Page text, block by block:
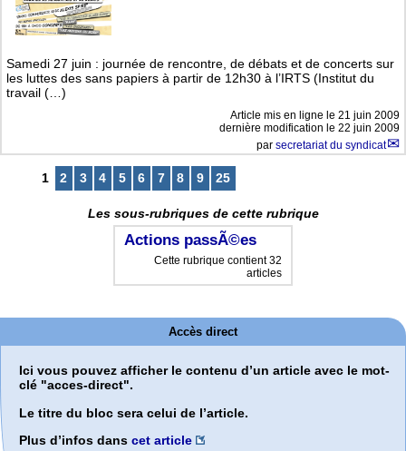
Samedi 27 juin : journée de rencontre, de débats et de concerts sur
les luttes des sans papiers à partir de 12h30 à l’IRTS (Institut du
travail (…)
Article mis en ligne le 21 juin 2009
dernière modification le 22 juin 2009
par secretariat du syndicat
1 2 3 4 5 6 7 8 9 25
Les sous-rubriques de cette rubrique
Actions passÃ©es
Cette rubrique contient 32
articles
Accès direct
Ici vous pouvez afficher le contenu d’un article avec le mot-
clé "acces-direct".
Le titre du bloc sera celui de l’article.
Plus d’infos dans cet article